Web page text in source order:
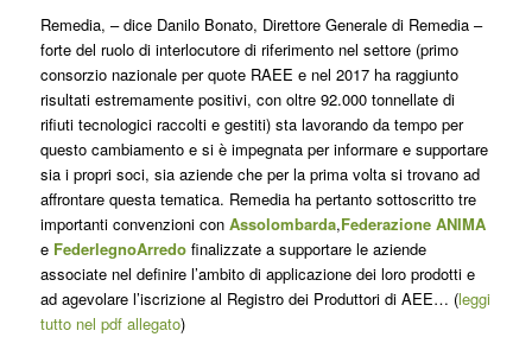
Remedia, – dice Danilo Bonato, Direttore Generale di Remedia –
forte del ruolo di interlocutore di riferimento nel settore (primo
consorzio nazionale per quote RAEE e nel 2017 ha raggiunto
risultati estremamente positivi, con oltre 92.000 tonnellate di
rifiuti tecnologici raccolti e gestiti) sta lavorando da tempo per
questo cambiamento e si è impegnata per informare e supportare
sia i propri soci, sia aziende che per la prima volta si trovano ad
affrontare questa tematica. Remedia ha pertanto sottoscritto tre
importanti convenzioni con Assolombarda,Federazione ANIMA
e FederlegnoArredo finalizzate a supportare le aziende
associate nel definire l’ambito di applicazione dei loro prodotti e
ad agevolare l’iscrizione al Registro dei Produttori di AEE… (leggi
tutto nel pdf allegato)